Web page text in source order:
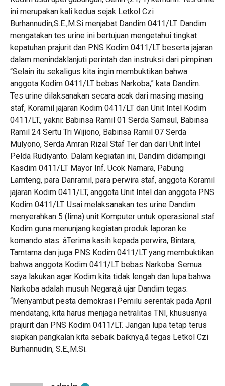
ini merupakan kali kedua sejak Letkol Czi
Burhannudin,S.E.,M.Si menjabat Dandim 0411/LT. Dandim
mengatakan tes urine ini bertujuan mengetahui tingkat
kepatuhan prajurit dan PNS Kodim 0411/LT beserta jajaran
dalam menindaklanjuti perintah dan instruksi dari pimpinan.
“Selain itu sekaligus kita ingin membuktikan bahwa
anggota Kodim 0411/LT bebas Narkoba,” kata Dandim.
Tes urine dilaksanakan secara acak dari masing masing
staf, Koramil jajaran Kodim 0411/LT dan Unit Intel Kodim
0411/LT., yakni: Babinsa Ramil 01 Serda Samsul, Babinsa
Ramil 24 Sertu Tri Wijiono, Babinsa Ramil 07 Serda
Mulyono, Serda Amran Rizal Staf Ter dan dari Unit Intel
Pelda Rudiyanto. Dalam kegiatan ini, Dandim didampingi
Kasdim 0411/LT Mayor Inf. Ucok Namara, Pabung
Lamteng, para Danramil, para perwira staf, anggota Koramil
jajaran Kodim 0411/LT, anggota Unit Intel dan anggota PNS
Kodim 0411/LT. Usai melaksanakan tes urine Dandim
menyerahkan 5 (lima) unit Komputer untuk operasional staf
Kodim guna menunjang kegiatan produk laporan ke
komando atas. âTerima kasih kepada perwira, Bintara,
Tamtama dan juga PNS Kodim 0411/LT yang membuktikan
bahwa anggota Kodim 0411/LT bebas Narkoba. Semua
saya lakukan agar Kodim kita tidak lengah dan lupa bahwa
Narkoba adalah musuh Negara,â ujar Dandim tegas.
“Menyambut pesta demokrasi Pemilu serentak pada April
mendatang, kita harus menjaga netralitas TNI, khususnya
prajurit dan PNS Kodim 0411/LT. Jangan lupa tetap terus
siapkan pangkalan kita sebaik baiknya,â tegas Letkol Czi
Burhannudin, S.E.,M.Si.